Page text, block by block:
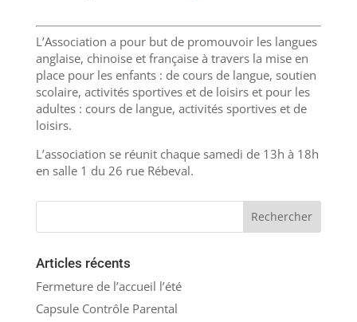
L’Association a pour but de promouvoir les langues
anglaise, chinoise et française à travers la mise en
place pour les enfants : de cours de langue, soutien
scolaire, activités sportives et de loisirs et pour les
adultes : cours de langue, activités sportives et de
loisirs.
L’association se réunit chaque samedi de 13h à 18h
en salle 1 du 26 rue Rébeval.
Articles récents
Fermeture de l’accueil l’été
Capsule Contrôle Parental